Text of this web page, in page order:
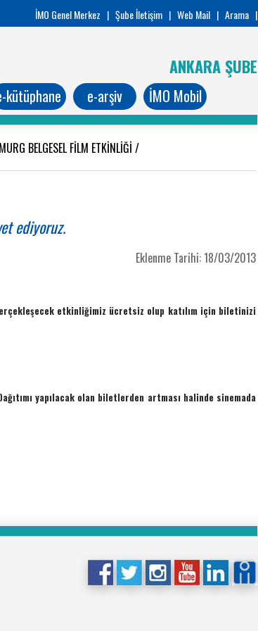
İMO Genel Merkez | Şube İletişim | Web Mail | Arama |
ANKARA ŞUBE
kütüphane e-arşiv İMO Mobil
BELGESEL FİLM ETKİNLİĞİ /
ediyoruz.
Eklenme Tarihi: 18/03/2013
etkinliğimiz ücretsiz olup katılım için biletinizi
yapılacak olan biletlerden artması halinde sinemada